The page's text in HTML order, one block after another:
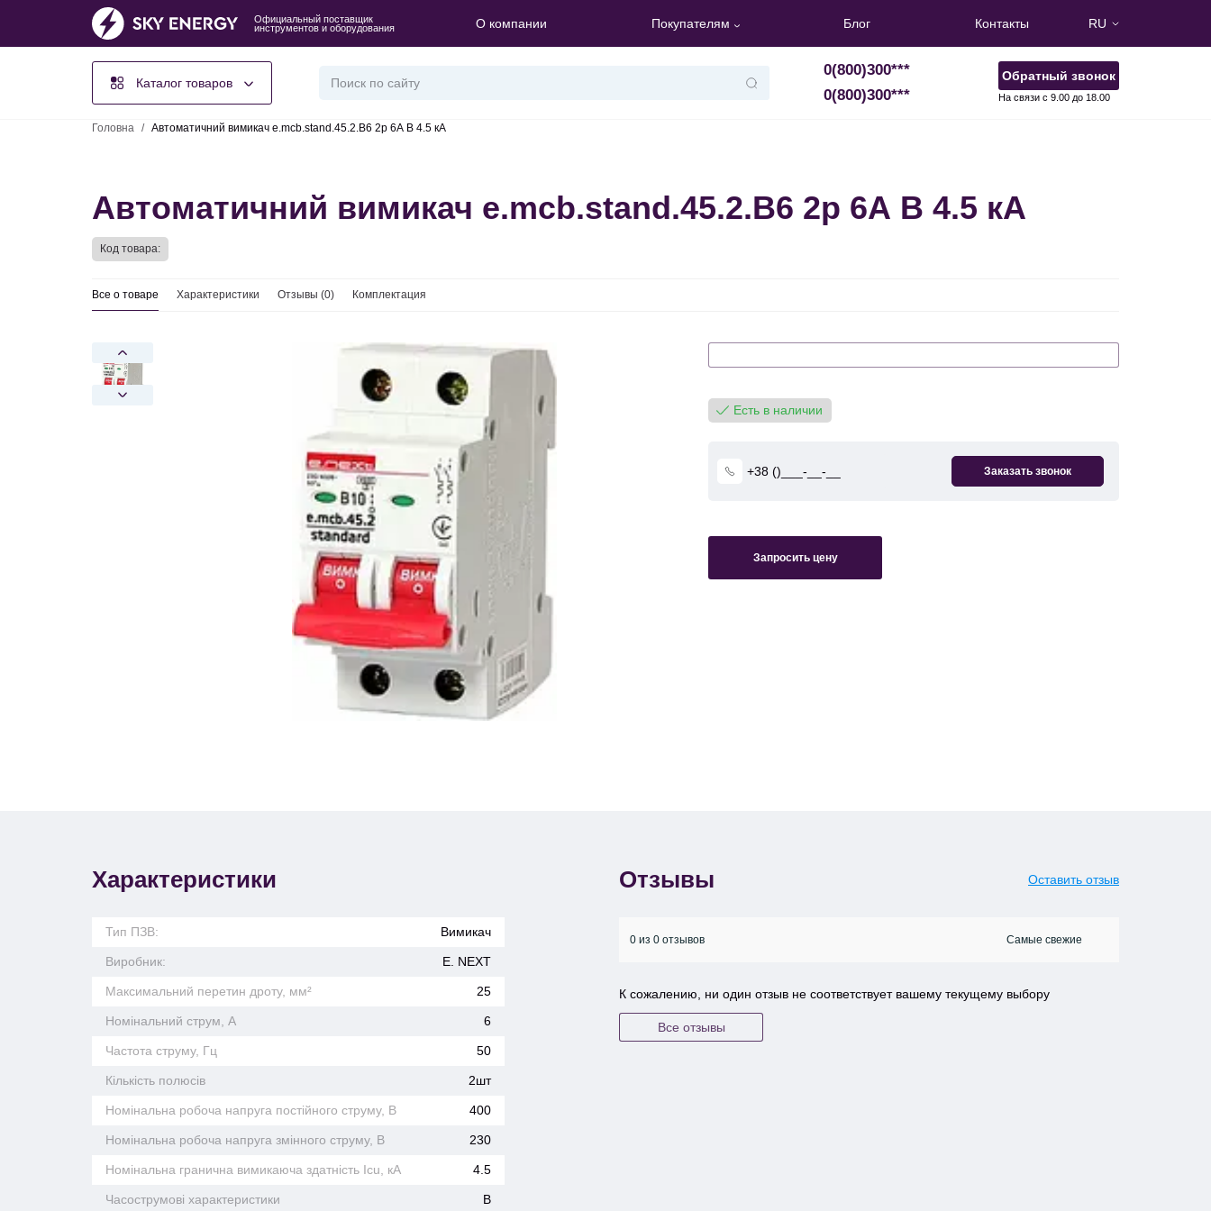
Официальный поставщик
инструментов и оборудования
О компании Покупателям Блог Контакты RU
Каталог товаров
0(800)300***
0(800)300***
Обратный звонок
На связи с 9.00 до 18.00
Головна / Автоматичний вимикач e.mcb.stand.45.2.B6 2р 6А В 4.5 кА
Автоматичний вимикач e.mcb.stand.45.2.B6 2р 6А В 4.5 кА
Код товара:
Все о товаре Характеристики Отзывы (0) Комплектация
Есть в наличии
Запросить цену
Характеристики
Тип ПЗВ: Вимикач
Виробник: E. NEXT
Максимальний перетин дроту, мм² 25
Номінальний струм, А 6
Частота струму, Гц 50
Кількість полюсів 2шт
Номінальна робоча напруга постійного струму, В 400
Номінальна робоча напруга змінного струму, В 230
Номінальна гранична вимикаюча здатність Icu, кА 4.5
Часострумові характеристики B
Отзывы Оставить отзыв
0 из 0 отзывов
К сожалению, ни один отзыв не соответствует вашему текущему выбору
Все отзывы